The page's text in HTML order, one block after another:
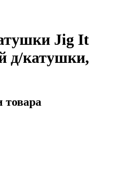
Jig It
д/катушки,
товара